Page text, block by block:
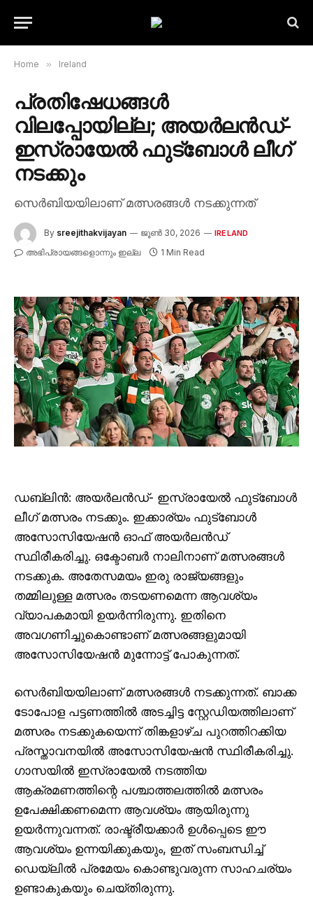
Home » Ireland
പ്രതിഷേധങ്ങൾ
വിലപ്പോയില്ല; അയർലൻഡ്-
ഇസ്രായേൽ ഫുട്‌ബോൾ ലീഗ്
നടക്കും
സെർബിയയിലാണ് മത്സരങ്ങൾ നടക്കുന്നത്
By sreejithakvijayan ജൂൺ 30, 2026 IRELAND
അഭിപ്രായങ്ങളൊന്നും ഇല്ല 1 Min Read
ഡബ്ലിൻ: അയർലൻഡ്- ഇസ്രായേൽ ഫുട്‌ബോൾ
ലീഗ് മത്സരം നടക്കും. ഇക്കാര്യം ഫുട്‌ബോൾ
അസോസിയേഷൻ ഓഫ് അയർലൻഡ്
സ്ഥിരീകരിച്ചു. ഒക്ടോബർ നാലിനാണ് മത്സരങ്ങൾ
നടക്കുക. അതേസമയം ഇരു രാജ്യങ്ങളും
തമ്മിലുള്ള മത്സരം തടയണമെന്ന ആവശ്യം
വ്യാപകമായി ഉയർന്നിരുന്നു. ഇതിനെ
അവഗണിച്ചുകൊണ്ടാണ് മത്സരങ്ങളുമായി
അസോസിയേഷൻ മുന്നോട്ട് പോകുന്നത്.
സെർബിയയിലാണ് മത്സരങ്ങൾ നടക്കുന്നത്. ബാക്ക
ടോപോള പട്ടണത്തിൽ അടച്ചിട്ട സ്റ്റേഡിയത്തിലാണ്
മത്സരം നടക്കുകയെന്ന് തിങ്കളാഴ്ച പുറത്തിറക്കിയ
പ്രസ്താവനയിൽ അസോസിയേഷൻ സ്ഥിരീകരിച്ചു.
ഗാസയിൽ ഇസ്രായേൽ നടത്തിയ
ആക്രമണത്തിന്റെ പശ്ചാത്തലത്തിൽ മത്സരം
ഉപേക്ഷിക്കണമെന്ന ആവശ്യം ആയിരുന്നു
ഉയർന്നുവന്നത്. രാഷ്ട്രീയക്കാർ ഉൾപ്പെടെ ഈ
ആവശ്യം ഉന്നയിക്കുകയും, ഇത് സംബന്ധിച്ച്
ഡെയ്‌ലിൽ പ്രമേയം കൊണ്ടുവരുന്ന സാഹചര്യം
ഉണ്ടാകുകയും ചെയ്തിരുന്നു.